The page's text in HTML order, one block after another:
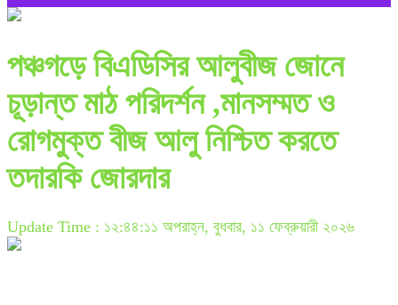
পঞ্চগড়ে বিএডিসির আলুবীজ জোনে
চূড়ান্ত মাঠ পরিদর্শন ,মানসম্মত ও
রোগমুক্ত বীজ আলু নিশ্চিত করতে
তদারকি জোরদার
Update Time : ১২:৪৪:১১ অপরাহ্ন, বুধবার, ১১ ফেব্রুয়ারী ২০২৬